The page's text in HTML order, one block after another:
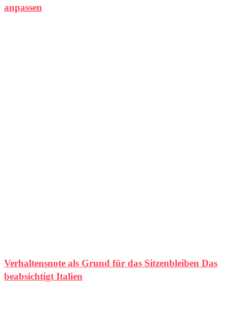
anpassen
Verhaltensnote als Grund für das Sitzenbleiben Das
beabsichtigt Italien